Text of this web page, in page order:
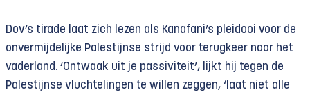
Dov’s tirade laat zich lezen als Kanafani’s pleidooi voor de
onvermijdelijke Palestijnse strijd voor terugkeer naar het
vaderland. ‘Ontwaak uit je passiviteit’, lijkt hij tegen de
Palestijnse vluchtelingen te willen zeggen, ‘laat niet alle